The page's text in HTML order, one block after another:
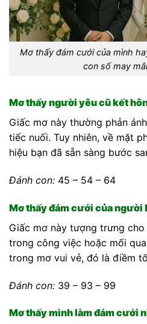
Mơ thấy đám cưới của mình
con số may
Mơ thấy người yêu cũ kết
Giấc mơ này thường phản
tiếc nuối. Tuy nhiên, về mặt
hiệu bạn đã sẵn sàng bước
Đánh con: 45 – 54 – 64
Mơ thấy đám cưới của người
Giấc mơ này tượng trưng
trong công việc hoặc mối
trong mơ vui vẻ, đó là điềm
Đánh con: 39 – 93 – 99
Mơ thấy mình làm đám cưới